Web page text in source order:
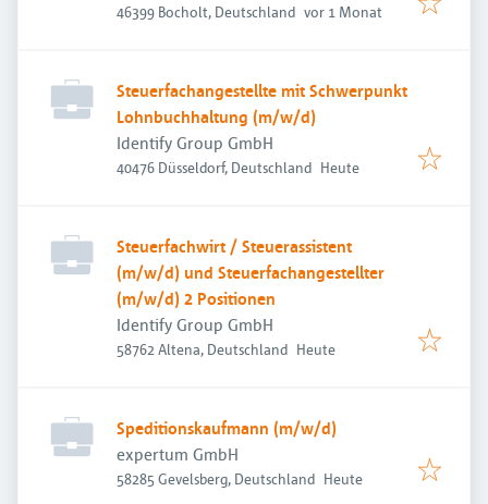
46399 Bocholt, Deutschland Veröffentlicht
vor 1 Monat
Steuerfachangestellte mit Schwerpunkt
Lohnbuchhaltung (m/w/d)
Identify Group GmbH
40476 Düsseldorf, Deutschland Veröffentlicht
Heute
Steuerfachwirt / Steuerassistent
(m/w/d) und Steuerfachangestellter
(m/w/d) 2 Positionen
Identify Group GmbH
58762 Altena, Deutschland Veröffentlicht
Heute
Speditionskaufmann (m/w/d)
expertum GmbH
58285 Gevelsberg, Deutschland Veröffentlicht
Heute